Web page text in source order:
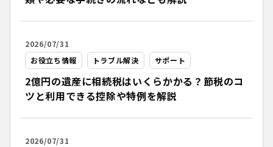
2026/07/31
お役立ち情報
トラブル解決 サポート
2億円の遺産に相続税はいくらかかる？節税のコ
ツと利用できる控除や特例を解説
2026/07/31